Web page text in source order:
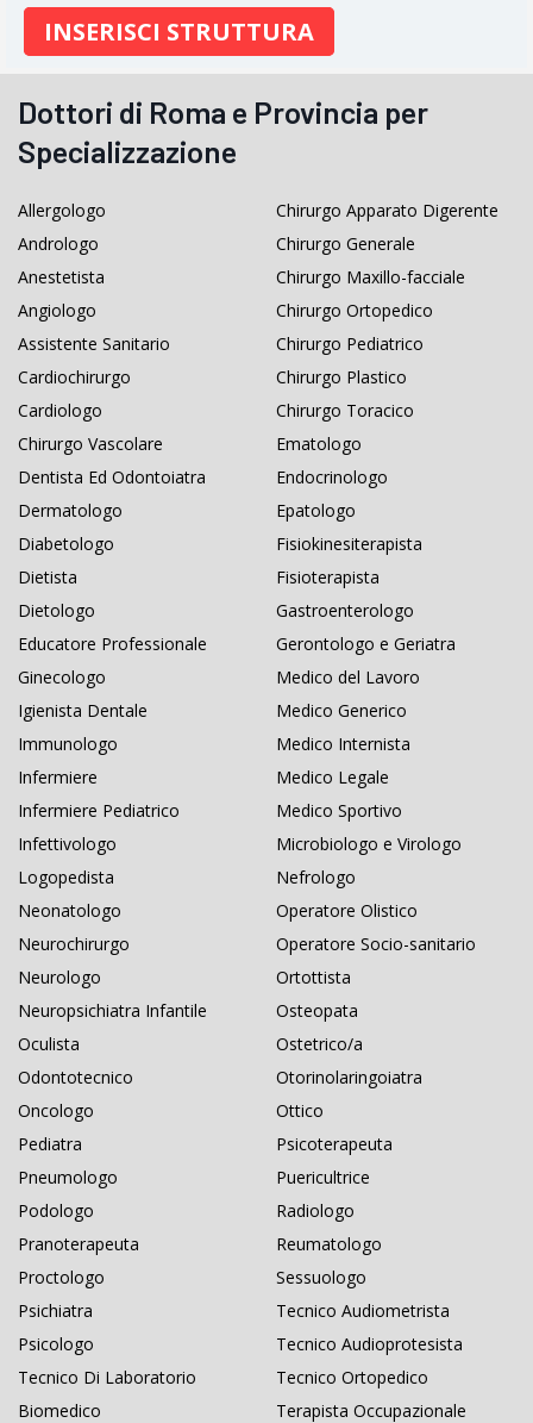
INSERISCI STRUTTURA
Dottori di Roma e Provincia per
Specializzazione
Allergologo
Andrologo
Anestetista
Angiologo
Assistente Sanitario
Cardiochirurgo
Cardiologo
Chirurgo Apparato Digerente
Chirurgo Generale
Chirurgo Maxillo-facciale
Chirurgo Ortopedico
Chirurgo Pediatrico
Chirurgo Plastico
Chirurgo Toracico
Chirurgo Vascolare
Dentista Ed Odontoiatra
Dermatologo
Diabetologo
Dietista
Dietologo
Educatore Professionale
Ematologo
Endocrinologo
Epatologo
Fisiokinesiterapista
Fisioterapista
Gastroenterologo
Gerontologo e Geriatra
Ginecologo
Igienista Dentale
Immunologo
Infermiere
Infermiere Pediatrico
Infettivologo
Logopedista
Medico del Lavoro
Medico Generico
Medico Internista
Medico Legale
Medico Sportivo
Microbiologo e Virologo
Nefrologo
Neonatologo
Neurochirurgo
Neurologo
Neuropsichiatra Infantile
Oculista
Odontotecnico
Oncologo
Operatore Olistico
Operatore Socio-sanitario
Ortottista
Osteopata
Ostetrico/a
Otorinolaringoiatra
Ottico
Pediatra
Pneumologo
Podologo
Pranoterapeuta
Proctologo
Psichiatra
Psicologo
Psicoterapeuta
Puericultrice
Radiologo
Reumatologo
Sessuologo
Tecnico Audiometrista
Tecnico Audioprotesista
Tecnico Di Laboratorio
Biomedico
Tecnico Ortopedico
Terapista Occupazionale